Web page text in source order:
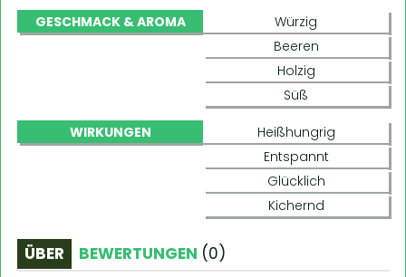
GESCHMACK & AROMA
Würzig
Beeren
Holzig
Süß
WIRKUNGEN
Heißhungrig
Entspannt
Glücklich
Kichernd
ÜBER BEWERTUNGEN (0)